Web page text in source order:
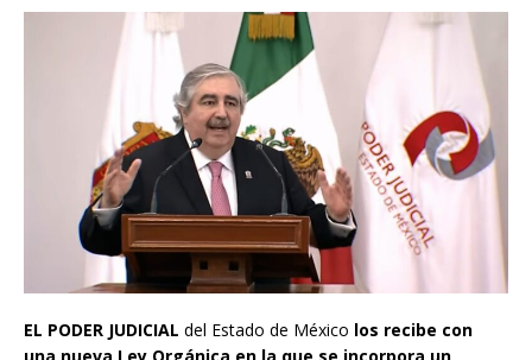
EL PODER JUDICIAL del Estado de México los recibe con